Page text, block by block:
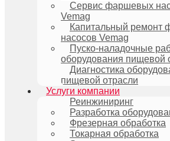
Сервис фаршевых
Vemag
Капитальный ремонт
насосов Vemag
Пуско-наладочные
оборудования пищевой
Диагностика
пищевой отрасли
Услуги компании
Реинжиниринг
Разработка
Фрезерная обработка
Токарная обработка